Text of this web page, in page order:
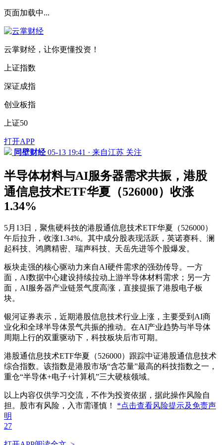
页面加载中...
云掌财经，让你更懂投资！
上证指数
深证成指
创业板指
上证50
打开APP
同壁财经 05-13 19:41 · 来自江苏 关注
半导体材料与AI服务器需求共振，港股
通信息技术ETF华夏（526000）收涨
1.34%
5月13日，聚焦硬科技的港股通信息技术ETF华夏（526000）
午后拉升，收涨1.34%。其中成分股表现活跃，英诺赛科、澜
起科技、鸿腾精密、瑞声科技、天岳先进等个股爆发。
板块走强的核心驱动力来自AI硬件需求的强劲传导。一方
面，AI数据中心建设持续拉动上游半导体材料需求；另一方
面，AI服务器产业链景气度高涨，直接提振了港股电子板
块。
银河证券表示，近期港股信息技术行业上涨，主要受到AI商
业化和全球半导体景气共振的推动。在AI产业趋势与半导体
周期上行的双重驱动下，科技板块后市可期。
港股通信息技术ETF华夏（526000）跟踪中证港股通信息技术
综合指数。该指数是港股市场“含芯量”最高的科技指数之一，
重仓“半导体+电子+计算机”三大硬核领域。
以上内容仅供学习交流，不作为投资依据，据此操作风险自
担。股市有风险，入市需谨慎！ *点击查看风险提示及免责声
明
27